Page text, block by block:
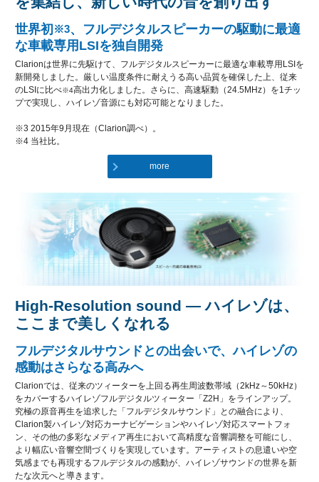
世界初※3、フルデジタルスピーカーの駆動に最適
な車載専用LSIを独自開発
Clarionは世界に先駆けて、フルデジタルスピーカーに最適な車載専用LSIを
新開発しました。厳しい温度条件に耐えうる高い品質を確保した上、従来
のLSIに比べ※4高出力化しました。さらに、高速駆動（24.5MHz）を1チッ
プで実現し、ハイレゾ音源にも対応可能となりました。
※3 2015年9月現在（Clarion調べ）。
※4 当社比。
more
High-Resolution sound ― ハイレゾは、
ここまで美しくなれる
フルデジタルサウンドとの出会いで、ハイレゾの
感動はさらなる高みへ
Clarionでは、従来のツィーターを上回る再生周波数帯域（2kHz～50kHz）
をカバーするハイレゾフルデジタルツィーター「Z2H」をラインアップ。
究極の原音再生を追求した「フルデジタルサウンド」との融合により、
Clarion製ハイレゾ対応カーナビゲーションやハイレゾ対応スマートフォ
ン、その他の多彩なメディア再生において高精度な音響調整を可能にし、
より幅広い音響空間づくりを実現しています。アーティストの息遣いや空
気感までも再現するフルデジタルの感動が、ハイレゾサウンドの世界を新
たな次元へと導きます。